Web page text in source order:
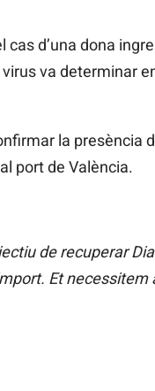
d’una dona
va determinar
la presència
port de València.
de recuperar
Et necessitem